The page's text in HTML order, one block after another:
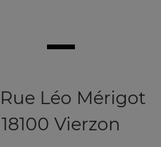
Léo Mérigot
18100 Vierzon